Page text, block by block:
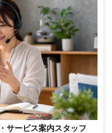
サービス案内スタッフ